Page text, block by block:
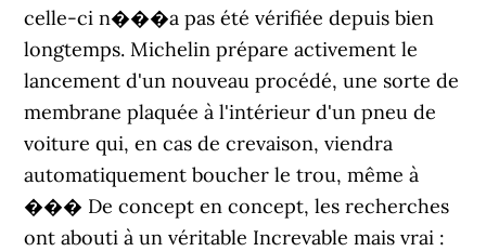
celle-ci n���a pas été vérifiée depuis bien
longtemps. Michelin prépare activement le
lancement d'un nouveau procédé, une sorte de
membrane plaquée à l'intérieur d'un pneu de
voiture qui, en cas de crevaison, viendra
automatiquement boucher le trou, même à
��� De concept en concept, les recherches
ont abouti à un véritable Increvable mais vrai :